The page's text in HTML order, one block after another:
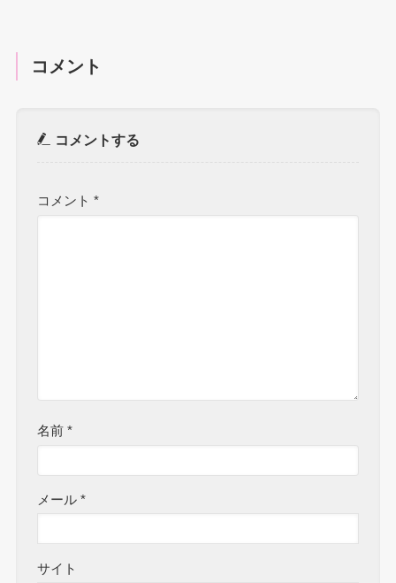
コメント
コメントする
コメント*
名前*
メール*
サイト